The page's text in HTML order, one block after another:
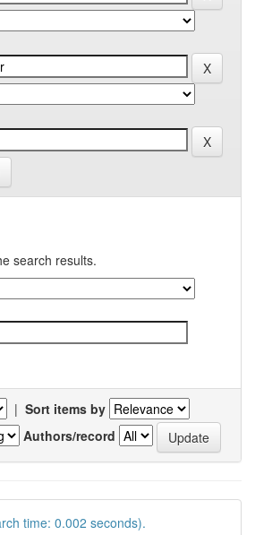
search results.
| Sort items by
Authors/record
time: 0.002 seconds).